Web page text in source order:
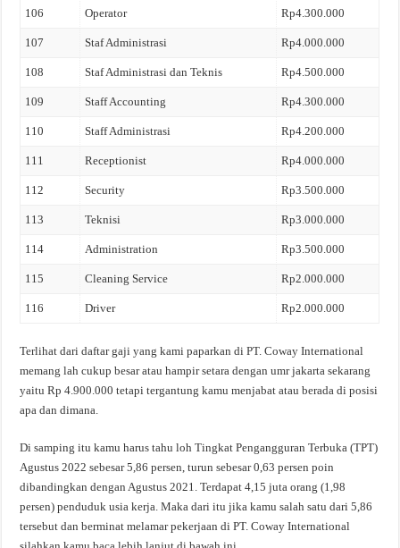
106 Operator Rp4.300.000
107 Staf Administrasi Rp4.000.000
108 Staf Administrasi dan Teknis Rp4.500.000
109 Staff Accounting Rp4.300.000
110 Staff Administrasi Rp4.200.000
111 Receptionist Rp4.000.000
112 Security Rp3.500.000
113 Teknisi Rp3.000.000
114 Administration Rp3.500.000
115 Cleaning Service Rp2.000.000
116 Driver Rp2.000.000
Terlihat dari daftar gaji yang kami paparkan di PT. Coway International
memang lah cukup besar atau hampir setara dengan umr jakarta sekarang
yaitu Rp 4.900.000 tetapi tergantung kamu menjabat atau berada di posisi
apa dan dimana.
Di samping itu kamu harus tahu loh Tingkat Pengangguran Terbuka (TPT)
Agustus 2022 sebesar 5,86 persen, turun sebesar 0,63 persen poin
dibandingkan dengan Agustus 2021. Terdapat 4,15 juta orang (1,98
persen) penduduk usia kerja. Maka dari itu jika kamu salah satu dari 5,86
tersebut dan berminat melamar pekerjaan di PT. Coway International
silahkan kamu baca lebih lanjut di bawah ini.